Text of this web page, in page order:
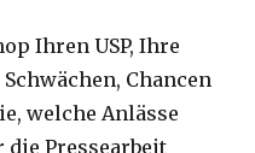
Ihren USP, Ihre
Chancen
welche Anlässe
die Pressearbeit